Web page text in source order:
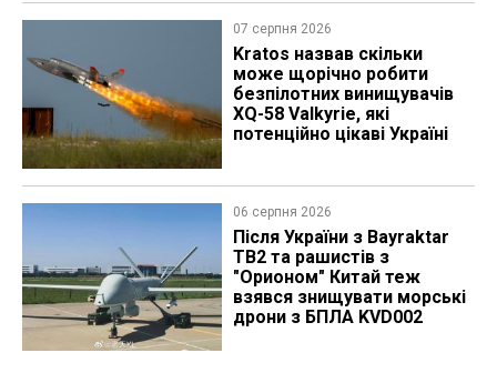
07 серпня 2026
Kratos назвав скільки
може щорічно робити
безпілотних винищувачів
XQ-58 Valkyrie, які
потенційно цікаві Україні
06 серпня 2026
Після України з Bayraktar
TB2 та рашистів з
"Орионом" Китай теж
взявся знищувати морські
дрони з БПЛА KVD002